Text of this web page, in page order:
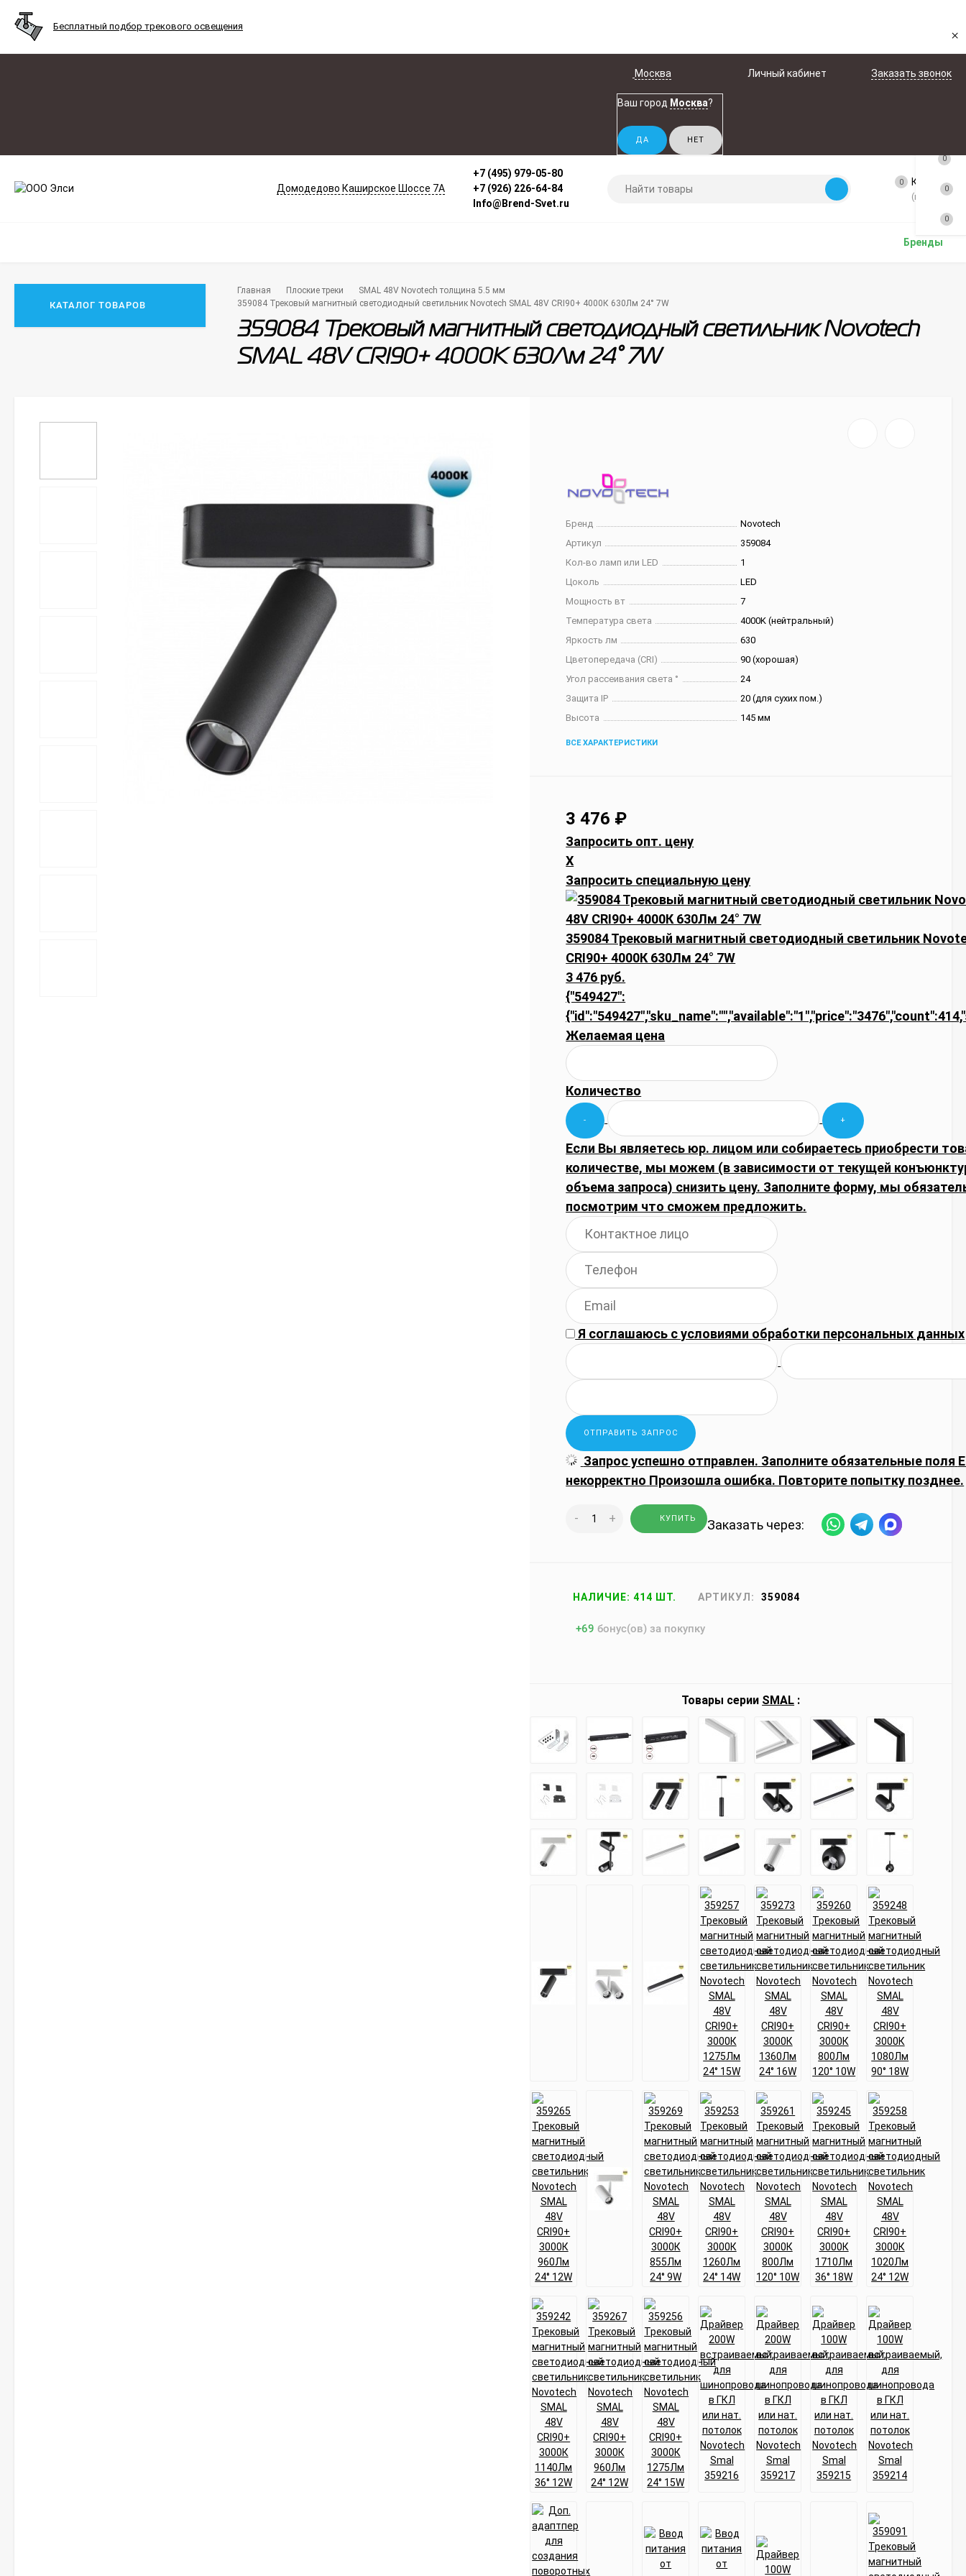
Бесплатный подбор трекового освещения
×
Москва
Ваш город Москва?
Личный кабинет Заказать звонок
Домодедово Каширское Шоссе 7А
+7 (495) 979-05-80
+7 (926) 226-64-84
Info@Brend-Svet.ru
0 Корзина
(пусто)
Бренды
КАТАЛОГ ТОВАРОВ
Главная Плоские треки
SMAL 48V Novotech толщина 5.5 мм
359084 Трековый магнитный светодиодный светильник Novotech SMAL 48V CRI90+ 4000К 630Лм 24° 7W
359084 Трековый магнитный светодиодный светильник Novotech
SMAL 48V CRI90+ 4000К 630Лм 24° 7W
Бренд
Novotech
Артикул
359084
Кол-во ламп или LED
1
Цоколь
LED
Мощность вт
7
Температура света
4000K (нейтральный)
Яркость лм
630
Цветопередача (CRI)
90 (хорошая)
Угол рассеивания света °
24
Защита IP
20 (для сухих пом.)
Высота
145 мм
ВСЕ ХАРАКТЕРИСТИКИ
3 476 ₽
Запросить опт. цену
X
Запросить специальную цену
359084 Трековый магнитный светодиодный светильник
CRI90+ 4000К 630Лм 24° 7W
3 476 руб.
{"549427":
Желаемая цена
Количество
Если Вы являетесь юр. лицом или собираетесь приобрести
количестве, мы можем (в зависимости от текущей
объема запроса) снизить цену. Заполните форму, мы
посмотрим что сможем предложить.
Я соглашаюсь сусловиями обработки персональных данных
Запрос успешно отправлен. Заполните обязательные поля
некорректно Произошла ошибка. Повторите попытку позднее.
- + КУПИТЬ Заказать через:
НАЛИЧИЕ: 414 ШТ. АРТИКУЛ: 359084
+69 бонус(ов) за покупку
Товары серии SMAL :
0
0
0